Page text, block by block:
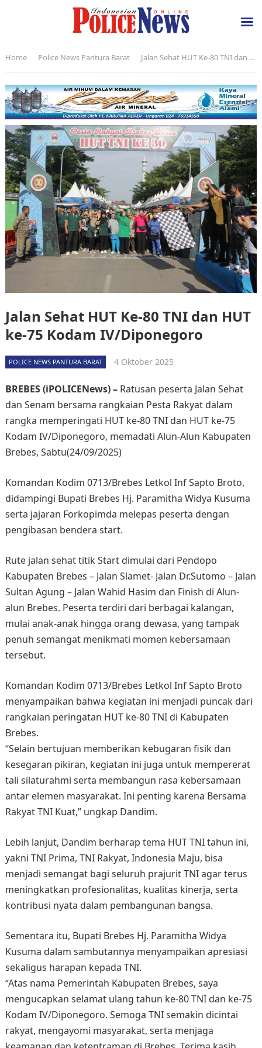
Home Police News Pantura Barat Jalan Sehat HUT Ke-80 TNI dan HUT ke-75 Kodam IV/Diponegoro
Jalan Sehat HUT Ke-80 TNI dan HUT
ke-75 Kodam IV/Diponegoro
POLICE NEWS PANTURA BARAT 4 Oktober 2025
BREBES (iPOLICENews) –Ratusan peserta Jalan Sehat
dan Senam bersama rangkaian Pesta Rakyat dalam
rangka memperingati HUT ke-80 TNI dan HUT ke-75
Kodam IV/Diponegoro, memadati Alun-Alun Kabupaten
Brebes, Sabtu(24/09/2025)
Komandan Kodim 0713/Brebes Letkol Inf Sapto Broto,
didampingi Bupati Brebes Hj. Paramitha Widya Kusuma
serta jajaran Forkopimda melepas peserta dengan
pengibasan bendera start.
Rute jalan sehat titik Start dimulai dari Pendopo
Kabupaten Brebes – Jalan Slamet- Jalan Dr.Sutomo – Jalan
Sultan Agung – Jalan Wahid Hasim dan Finish di Alun-
alun Brebes. Peserta terdiri dari berbagai kalangan,
mulai anak-anak hingga orang dewasa, yang tampak
penuh semangat menikmati momen kebersamaan
tersebut.
Komandan Kodim 0713/Brebes Letkol Inf Sapto Broto
menyampaikan bahwa kegiatan ini menjadi puncak dari
rangkaian peringatan HUT ke-80 TNI di Kabupaten
Brebes.
“Selain bertujuan memberikan kebugaran fisik dan
kesegaran pikiran, kegiatan ini juga untuk mempererat
tali silaturahmi serta membangun rasa kebersamaan
antar elemen masyarakat. Ini penting karena Bersama
Rakyat TNI Kuat,” ungkap Dandim.
Lebih lanjut, Dandim berharap tema HUT TNI tahun ini,
yakni TNI Prima, TNI Rakyat, Indonesia Maju, bisa
menjadi semangat bagi seluruh prajurit TNI agar terus
meningkatkan profesionalitas, kualitas kinerja, serta
kontribusi nyata dalam pembangunan bangsa.
Sementara itu, Bupati Brebes Hj. Paramitha Widya
Kusuma dalam sambutannya menyampaikan apresiasi
sekaligus harapan kepada TNI.
“Atas nama Pemerintah Kabupaten Brebes, saya
mengucapkan selamat ulang tahun ke-80 TNI dan ke-75
Kodam IV/Diponegoro. Semoga TNI semakin dicintai
rakyat, mengayomi masyarakat, serta menjaga